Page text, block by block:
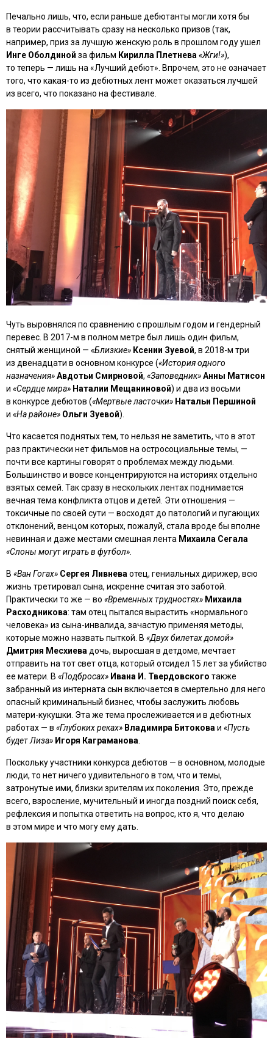
Печально лишь, что, если раньше дебютанты могли хотя бы
в теории рассчитывать сразу на несколько призов (так,
например, приз за лучшую женскую роль в прошлом году ушел
Инге Оболдиной за фильм Кирилла Плетнева «Жги!»),
то теперь ­— лишь на «Лучший дебют». Впрочем, это не означает
того, что какая-то из дебютных лент может оказаться лучшей
из всего, что показано на фестивале.
Чуть выровнялся по сравнению с прошлым годом и гендерный
перевес. В 2017-м в полном метре был лишь один фильм,
снятый женщиной — «Близкие» Ксении Зуевой, в 2018-м три
из двенадцати в основном конкурсе («История одного
назначения»Авдотьи Смирновой, «Заповедник»Анны Матисон
и «Сердце мира» Наталии Мещаниновой) и два из восьми
в конкурсе дебютов («Мертвые ласточки» Натальи Першиной
и «На районе» Ольги Зуевой).
Что касается поднятых тем, то нельзя не заметить, что в этот
раз практически нет фильмов на остросоциальные темы, —
почти все картины говорят о проблемах между людьми.
Большинство и вовсе концентрируются на историях отдельно
взятых семей. Так сразу в нескольких лентах поднимается
вечная тема конфликта отцов и детей. Эти отношения —
токсичные по своей сути — восходят до патологий и пугающих
отклонений, венцом которых, пожалуй, стала вроде бы вполне
невинная и даже местами смешная лента Михаила Сегала
«Слоны могут играть в футбол»
В «Ван Гогах» Сергея Ливнева отец, гениальных дирижер, всю
жизнь третировал сына, искренне считая это заботой.
Практически то же — во «Временных трудностях» Михаила
Расходникова: там отец пытался вырастить «нормального
человека» из сына-инвалида, зачастую применяя методы,
которые можно назвать пыткой. В «Двух билетах домой»
Дмитрия Месхиева дочь, выросшая в детдоме, мечтает
отправить на тот свет отца, который отсидел 15 лет за убийство
ее матери. В «Подбросах» Ивана И. Твердовского также
забранный из интерната сын включается в смертельно для него
опасный криминальный бизнес, чтобы заслужить любовь
матери-кукушки. Эта же тема прослеживается и в дебютных
работах — в «Глубоких реках» Владимира Битокова и «Пусть
будет Лиза» Игоря Каграманова
Поскольку участники конкурса дебютов — в основном, молодые
люди, то нет ничего удивительного в том, что и темы,
затронутые ими, близки зрителям их поколения. Это, прежде
всего, взросление, мучительный и иногда поздний поиск себя,
рефлексия и попытка ответить на вопрос, кто я, что делаю
в этом мире и что могу ему дать.